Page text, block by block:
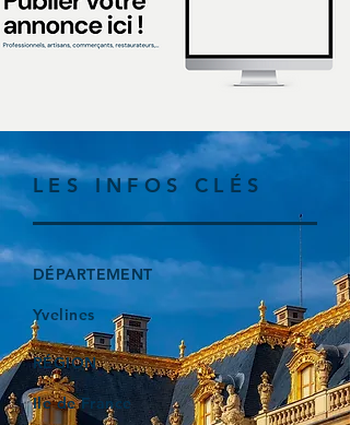
LES INFOS CLÉS
DÉPARTEMENT
Yvelines
RÉGION
Ile de France